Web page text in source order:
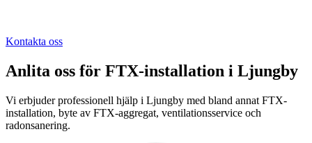
Kontakta oss
Anlita oss för FTX-installation i Ljungby
Vi erbjuder professionell hjälp i Ljungby med bland annat FTX-
installation, byte av FTX-aggregat, ventilationsservice och
radonsanering.